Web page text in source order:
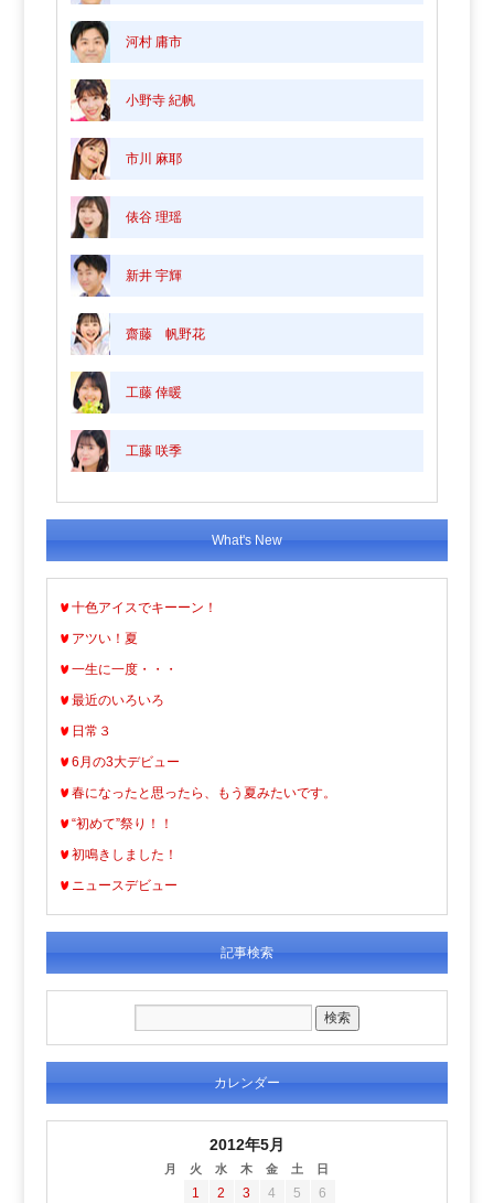
河村 庸市
小野寺 紀帆
市川 麻耶
俵谷 理瑶
新井 宇輝
齋藤 帆野花
工藤 倖暖
工藤 咲季
What's New
十色アイスでキーーン！
アツい！夏
一生に一度・・・
最近のいろいろ
日常３
6月の3大デビュー
春になったと思ったら、もう夏みたいです。
“初めて”祭り！！
初鳴きしました！
ニュースデビュー
記事検索
カレンダー
2012年5月
月 火 水 木 金 土 日
1 2 3 4 5
6